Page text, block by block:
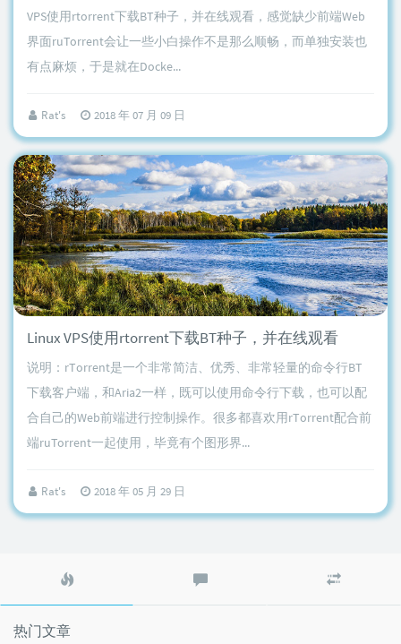
VPS使用rtorrent下载BT种子，并在线观看，感觉缺少前端Web
界面ruTorrent会让一些小白操作不是那么顺畅，而单独安装也
有点麻烦，于是就在Docke...
Rat's 2018 年 07 月 09 日
Linux VPS使用rtorrent下载BT种子，并在线观看
说明：rTorrent是一个非常简洁、优秀、非常轻量的命令行BT
下载客户端，和Aria2一样，既可以使用命令行下载，也可以配
合自己的Web前端进行控制操作。很多都喜欢用rTorrent配合前
端ruTorrent一起使用，毕竟有个图形界...
Rat's 2018 年 05 月 29 日
文
评
文
热门文章